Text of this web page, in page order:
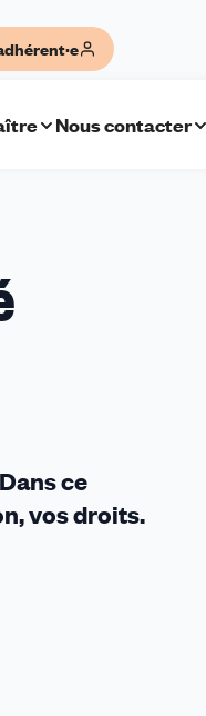
Nous contacter
ce
vos droits.